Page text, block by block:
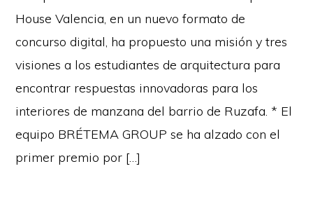
House Valencia, en un nuevo formato de
concurso digital, ha propuesto una misión y tres
visiones a los estudiantes de arquitectura para
encontrar respuestas innovadoras para los
interiores de manzana del barrio de Ruzafa. * El
equipo BRÉTEMA GROUP se ha alzado con el
primer premio por […]